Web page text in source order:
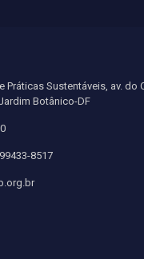
Práticas Sustentáveis, av. do
Botânico-DF
8517